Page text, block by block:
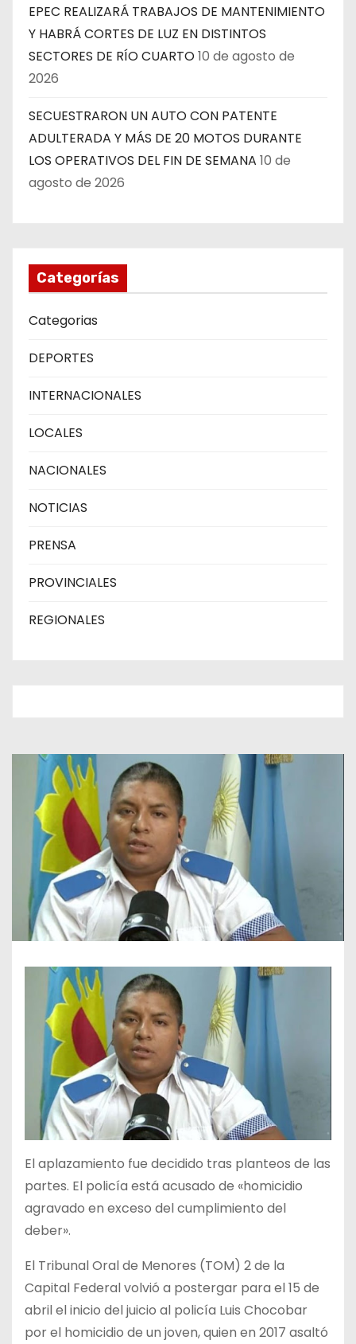
EPEC REALIZARÁ TRABAJOS DE MANTENIMIENTO
Y HABRÁ CORTES DE LUZ EN DISTINTOS
SECTORES DE RÍO CUARTO10 de agosto de
2026
SECUESTRARON UN AUTO CON PATENTE
ADULTERADA Y MÁS DE 20 MOTOS DURANTE
LOS OPERATIVOS DEL FIN DE SEMANA 10 de
agosto de 2026
Categorías
Categorias
DEPORTES
INTERNACIONALES
LOCALES
NACIONALES
NOTICIAS
PRENSA
PROVINCIALES
REGIONALES
El aplazamiento fue decidido tras planteos de las
partes. El policía está acusado de «homicidio
agravado en exceso del cumplimiento del
deber».
El Tribunal Oral de Menores (TOM) 2 de la
Capital Federal volvió a postergar para el 15 de
abril el inicio del juicio al policía Luis Chocobar
por el homicidio de un joven, quien en 2017 asaltó